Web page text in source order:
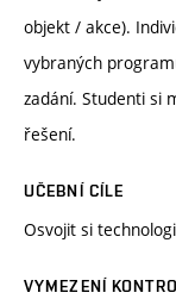
objekt / akce).
vybraných
zadání. Studenti si
řešení.
UČEBNÍ CÍLE
Osvojit si
VYMEZENÍ